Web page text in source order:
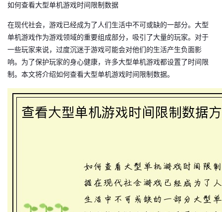
如何查看大型单机游戏时间限制数据
在现代社会，游戏已经成为了人们生活中不可或缺的一部分。大型
单机游戏作为游戏领域的重要组成部分，吸引了大量的玩家。对于
一些玩家来说，过度沉迷于游戏可能会对他们的生活产生负面影
响。为了保护玩家的身心健康，许多大型单机游戏都设置了时间限
制。本文将介绍如何查看大型单机游戏时间限制数据。